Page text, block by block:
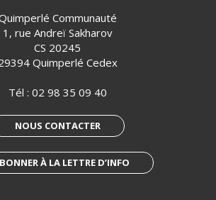
Communauté
1, rue Andreï Sakharov
CS 20245
Quimperlé Cedex
Tél : 02 98 35 09 40
NOUS CONTACTER
À LA LETTRE D’INFO